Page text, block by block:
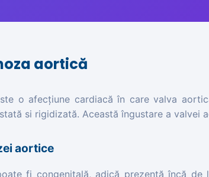
aortică
o afecțiune cardiacă în care valva
si rigidizată. Această îngustare a
aortice
fi congenitală, adică prezentă încă